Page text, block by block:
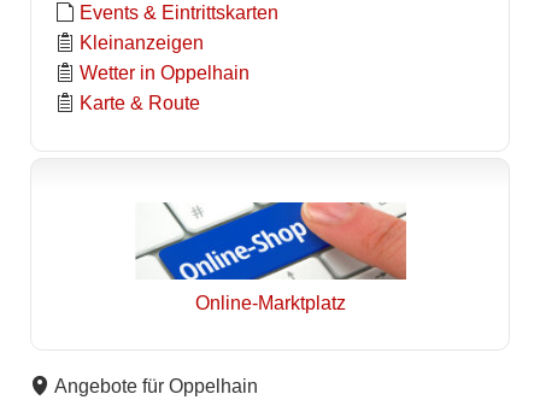
Events & Eintrittskarten
Kleinanzeigen
Wetter in Oppelhain
Karte & Route
Online-Marktplatz
Angebote für Oppelhain